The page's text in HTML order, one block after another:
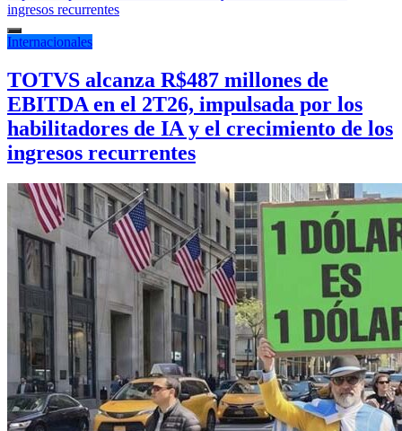
Internacionales
TOTVS alcanza R$487 millones de
EBITDA en el 2T26, impulsada por los
habilitadores de IA y el crecimiento de los
ingresos recurrentes